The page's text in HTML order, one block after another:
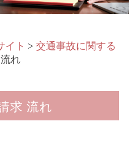
イト > 交通事故に関する
れ
求 流れ